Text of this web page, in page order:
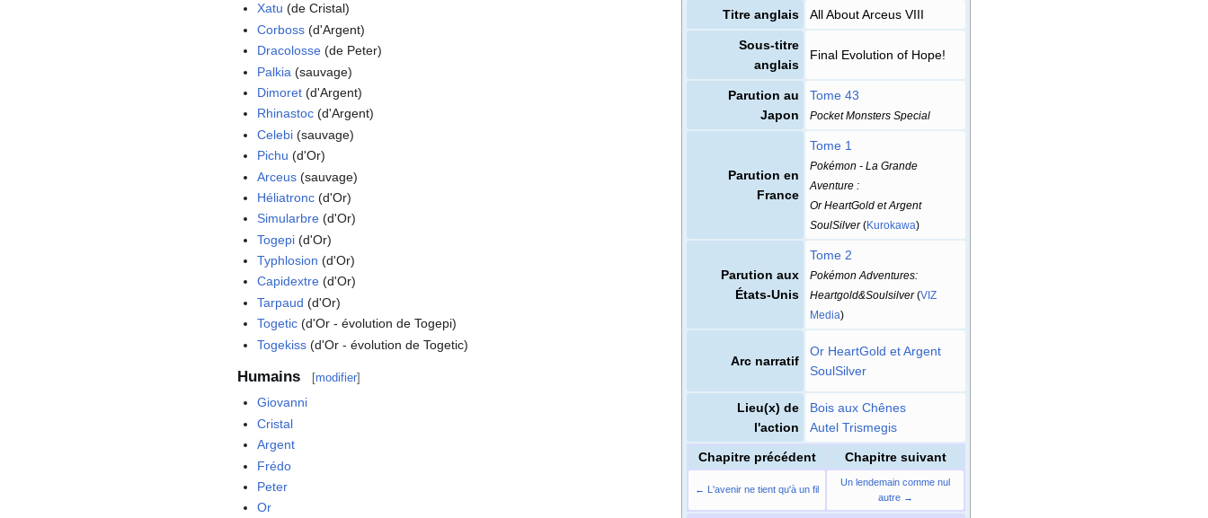
Titre anglais All About Arceus VIII
Sous-titre
anglais
Final Evolution of Hope!
Parution au
Japon
Tome 43
Pocket Monsters Special
Parution en
France
Tome 1
Pokémon - La Grande
Aventure :
Or HeartGold et Argent
SoulSilver(Kurokawa)
Parution aux
États-Unis
Tome 2
Pokémon Adventures:
Heartgold&Soulsilver(VIZ
Media)
Arc narratif
Or HeartGold et Argent
SoulSilver
Lieu(x) de
l'action
Bois aux Chênes
Autel Trismegis
Chapitre précédent Chapitre suivant
← L'avenir ne tient qu'à un fil
Un lendemain comme nul
autre →
Xatu (de Cristal)
Corboss (d'Argent)
Dracolosse (de Peter)
Palkia (sauvage)
Dimoret (d'Argent)
Rhinastoc (d'Argent)
Celebi (sauvage)
Pichu (d'Or)
Arceus (sauvage)
Héliatronc (d'Or)
Simularbre (d'Or)
Togepi (d'Or)
Typhlosion (d'Or)
Capidextre (d'Or)
Tarpaud (d'Or)
Togetic (d'Or - évolution de Togepi)
Togekiss (d'Or - évolution de Togetic)
Humains [modifier]
Giovanni
Cristal
Argent
Frédo
Peter
Or